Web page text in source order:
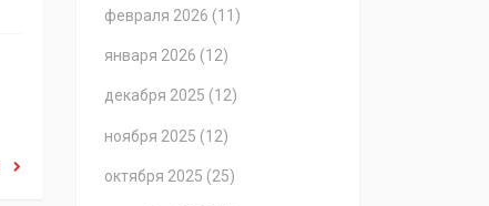
февраля 2026 (11)
января 2026 (12)
декабря 2025 (12)
ноября 2025 (12)
октября 2025 (25)